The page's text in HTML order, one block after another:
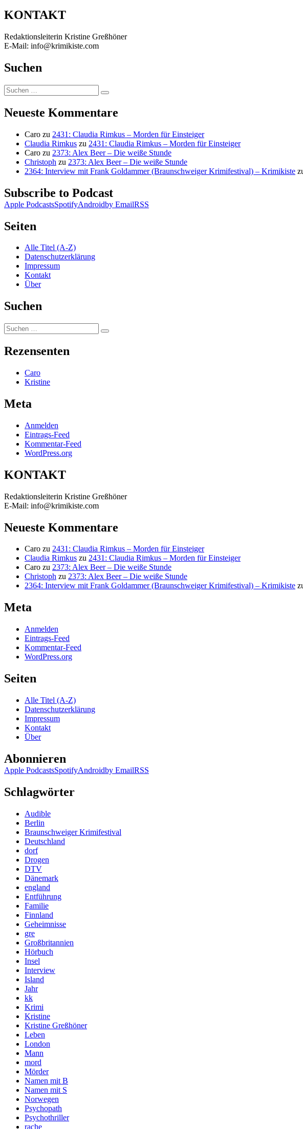
KONTAKT
Redaktionsleiterin Kristine Greßhöner
E-Mail: info@krimikiste.com
Suchen
Suchen
nach:
Suchen
Neueste Kommentare
Caro zu 2431: Claudia Rimkus – Morden für Einsteiger
Claudia Rimkus zu 2431: Claudia Rimkus – Morden für Einsteiger
Caro zu 2373: Alex Beer – Die weiße Stunde
Christoph zu 2373: Alex Beer – Die weiße Stunde
2364: Interview mit Frank Goldammer (Braunschweiger Krimifestival) – Krimikiste
Subscribe to Podcast
Apple PodcastsSpotifyAndroidby EmailRSS
Seiten
Alle Titel (A-Z)
Datenschutzerklärung
Impressum
Kontakt
Über
Suchen
Suchen
nach:
Suchen
Rezensenten
Caro
Kristine
Meta
Anmelden
Eintrags-Feed
Kommentar-Feed
WordPress.org
KONTAKT
Redaktionsleiterin Kristine Greßhöner
E-Mail: info@krimikiste.com
Neueste Kommentare
Caro zu 2431: Claudia Rimkus – Morden für Einsteiger
Claudia Rimkus zu 2431: Claudia Rimkus – Morden für Einsteiger
Caro zu 2373: Alex Beer – Die weiße Stunde
Christoph zu 2373: Alex Beer – Die weiße Stunde
2364: Interview mit Frank Goldammer (Braunschweiger Krimifestival) – Krimikiste
Meta
Anmelden
Eintrags-Feed
Kommentar-Feed
WordPress.org
Seiten
Alle Titel (A-Z)
Datenschutzerklärung
Impressum
Kontakt
Über
Abonnieren
Apple PodcastsSpotifyAndroidby EmailRSS
Schlagwörter
Audible
Berlin
Braunschweiger Krimifestival
Deutschland
dorf
Drogen
DTV
Dänemark
england
Entführung
Familie
Finnland
Geheimnisse
gre
Großbritannien
Hörbuch
Insel
Interview
Island
Jahr
kk
Krimi
Kristine
Kristine Greßhöner
Leben
London
Mann
mord
Mörder
Namen mit B
Namen mit S
Norwegen
Psychopath
Psychothriller
rache